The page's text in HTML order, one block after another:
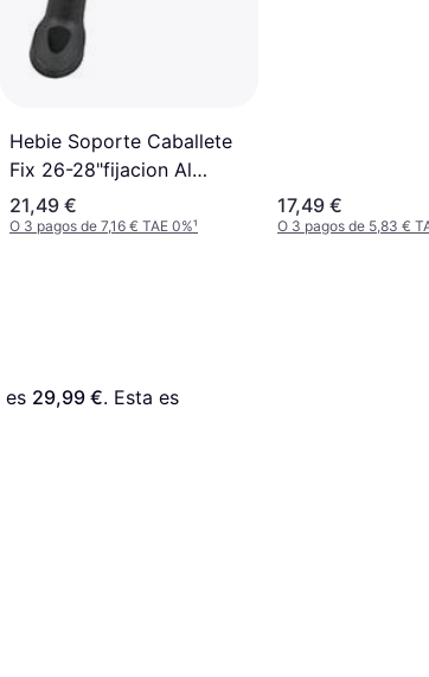
Hebie Soporte Caballete
Fix 26-28"fijacion Al
Cuadro Negro
21,49 €
O 3 pagos de 7,16 € TAE 0%¹
17,49 €
O 3 pagos de 5,83 €
es 29,99 €. Esta es